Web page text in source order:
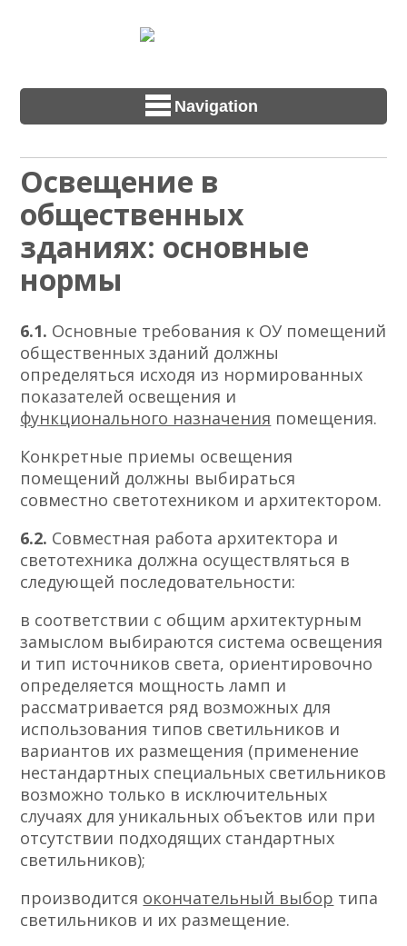
Navigation
Освещение в
общественных
зданиях: основные
нормы
6.1. Основные требования к ОУ помещений
общественных зданий должны
определяться исходя из нормированных
показателей освещения и
функционального назначения помещения.
Конкретные приемы освещения
помещений должны выбираться
совместно светотехником и архитектором.
6.2. Совместная работа архитектора и
светотехника должна осуществляться в
следующей последовательности:
в соответствии с общим архитектурным
замыслом выбираются система освещения
и тип источников света, ориентировочно
определяется мощность ламп и
рассматривается ряд возможных для
использования типов светильников и
вариантов их размещения (применение
нестандартных специальных светильников
возможно только в исключительных
случаях для уникальных объектов или при
отсутствии подходящих стандартных
светильников);
производится окончательный выбор типа
светильников и их размещение.